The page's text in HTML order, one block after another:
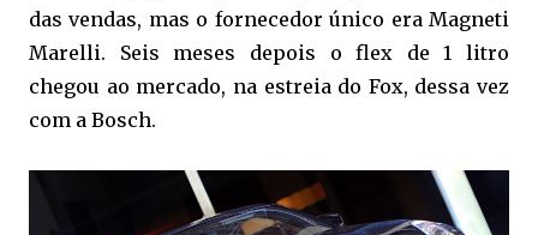
das vendas, mas o fornecedor único era Magneti
Marelli. Seis meses depois o flex de 1 litro
chegou ao mercado, na estreia do Fox, dessa vez
com a Bosch.